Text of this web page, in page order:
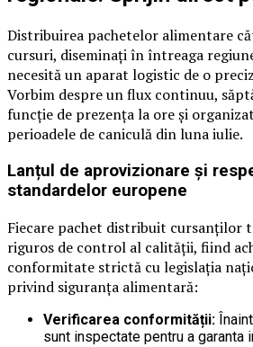
Distribuirea pachetelor alimentare
cursuri, diseminați în întreaga
necesită un aparat logistic de o
Vorbim despre un flux continuu,
funcție de prezența la ore și
perioadele de caniculă din luna iulie.
Lanțul de aprovizionare și
standardelor europene
Fiecare pachet distribuit cursanților
riguros de control al calității, fiind
conformitate strictă cu legislația
privind siguranța alimentară:
Verificarea conformității:
sunt inspectate pentru a garanta